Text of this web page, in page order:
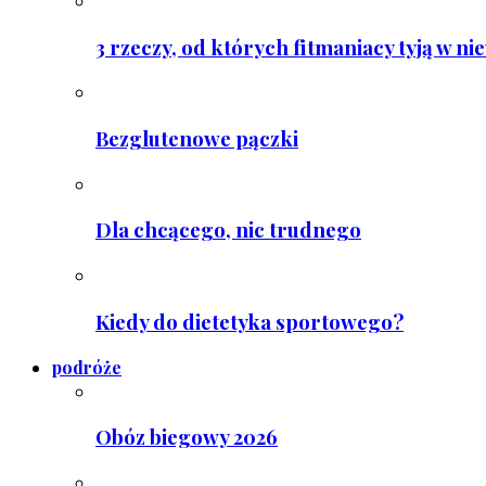
3 rzeczy, od których fitmaniacy tyją w
Bezglutenowe pączki
Dla chcącego, nic trudnego
Kiedy do dietetyka sportowego?
podróże
Obóz biegowy 2026